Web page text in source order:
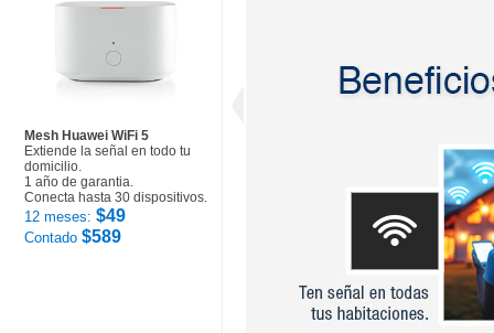
Mesh Huawei WiFi 5
Extiende la señal en todo tu
domicilio.
1 año de garantia.
Conecta hasta 30 dispositivos.
12 meses: $49
Contado $589